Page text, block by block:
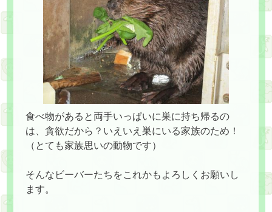
食べ物があると両手いっぱいに巣に持ち帰るの
は、貪欲だから？いえいえ巣にいる家族のため！
（とても家族思いの動物です）
そんなビーバーたちをこれかもよろしくお願いし
ます。